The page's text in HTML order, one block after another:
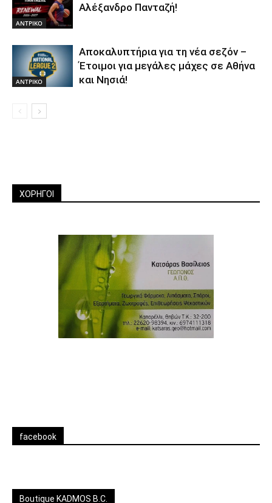
ΑΝTΡΙΚΟ
Αλέξανδρο Πανταζή!
ΑΝTΡΙΚΟ
Αποκαλυπτήρια για τη νέα σεζόν –
Έτοιμοι για μεγάλες μάχες σε Αθήνα
και Νησιά!
ΧΟΡΗΓΟΙ
facebook
Boutique KADMOS B.C.